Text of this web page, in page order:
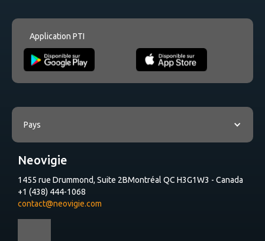
Application PTI
Pays
Neovigie
1455 rue Drummond, Suite 2BMontréal QC H3G1W3 - Canada
+1 (438) 444-1068
contact@neovigie.com